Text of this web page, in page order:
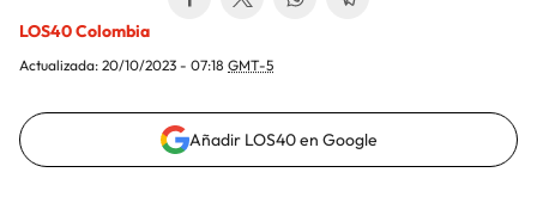
LOS40 Colombia
Actualizada: 20/10/2023 - 07:18 GMT-5
Añadir LOS40 en Google